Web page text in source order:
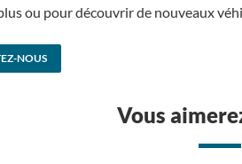
ou pour découvrir de nouveaux
NOUS
Vous